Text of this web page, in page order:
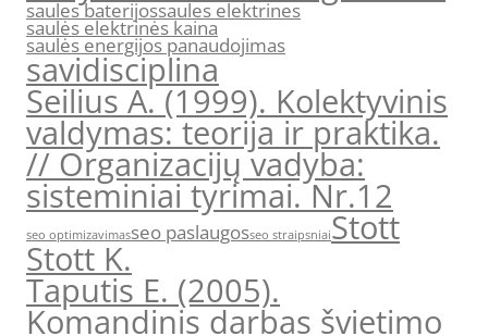
saules baterijossaules elektrines
saulės elektrinės kaina
saulės energijos panaudojimas
savidisciplina
Seilius A. (1999). Kolektyvinis
valdymas: teorija ir praktika.
// Organizacijų vadyba:
sisteminiai tyrimai. Nr.12
seo optimizavimasseo paslaugosseo straipsniaiStott
Stott K.
Taputis E. (2005).
Komandinis darbas švietimo